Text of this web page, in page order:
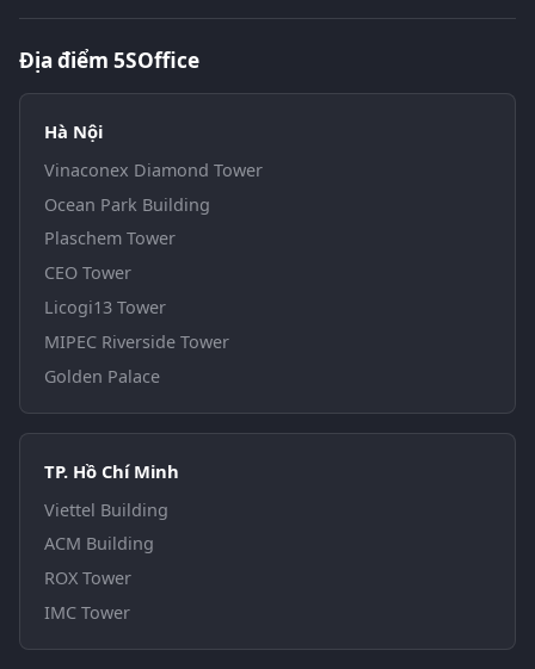
Địa điểm 5SOffice
Hà Nội
Vinaconex Diamond Tower
Ocean Park Building
Plaschem Tower
CEO Tower
Licogi13 Tower
MIPEC Riverside Tower
Golden Palace
TP. Hồ Chí Minh
Viettel Building
ACM Building
ROX Tower
IMC Tower